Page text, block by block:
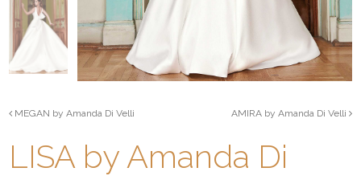
MEGAN by Amanda Di Velli AMIRA by Amanda Di Velli
LISA by Amanda Di